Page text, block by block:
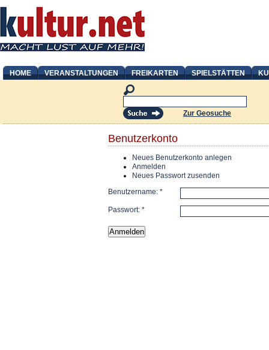
HOME VERANSTALTUNGEN FREIKARTEN SPIELSTÄTTEN
Zur Geosuche
Benutzerkonto
Neues Benutzerkonto anlegen
Anmelden
Neues Passwort zusenden
Benutzername: *
Passwort: *